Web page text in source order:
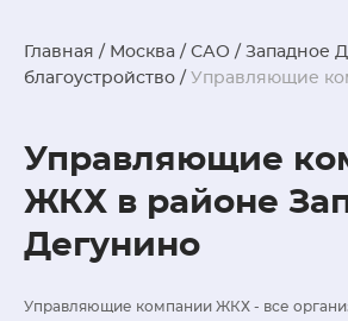
Главная / Москва / САО / Западное
благоустройство / Управляющие
Управляющие
ЖКХ в районе
Дегунино
Управляющие компании ЖКХ - все